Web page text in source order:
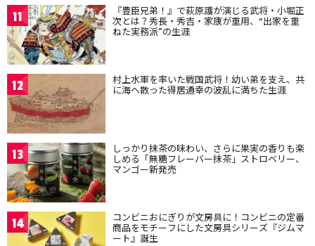
11 『豊臣兄弟！』で萩原護が演じる武将・小堀正
次とは？秀長・秀吉・家康が重用、“出家を重
ねた実務派”の生涯
12 村上水軍を率いた戦国武将！幼い弟を支え、共
に海へ散った得居通幸の波乱に満ちた生涯
13 しっかり抹茶の味わい、さらに果実の香りも楽
しめる「無糖フレーバー抹茶」ストロベリー、
マンゴー新発売
14 コンビニおにぎりが文房具に！コンビニの定番
商品をモチーフにした文房具シリーズ『ジムマ
ート』誕生